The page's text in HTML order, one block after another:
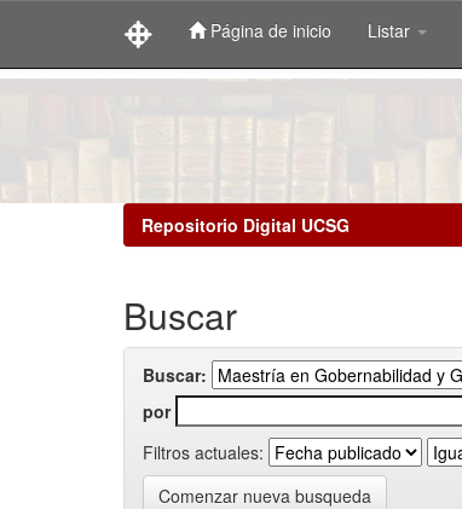
Página de inicio Listar
Repositorio Digital UCSG
Buscar
Buscar:
por
Filtros actuales:
Comenzar nueva busqueda